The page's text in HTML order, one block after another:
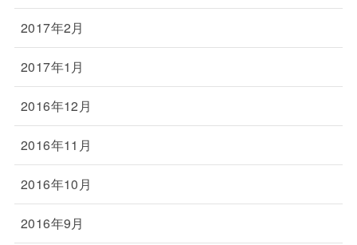
2017年2月
2017年1月
2016年12月
2016年11月
2016年10月
2016年9月